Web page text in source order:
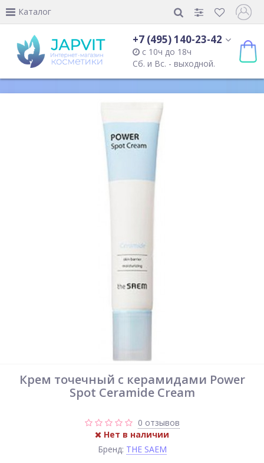
Каталог
+7 (495) 140-23-42
с 10ч до 18ч
Сб. и Вс. - выходной.
Крем точечный с керамидами Power
Spot Ceramide Cream
0 отзывов
Нет в наличии
Бренд: THE SAEM